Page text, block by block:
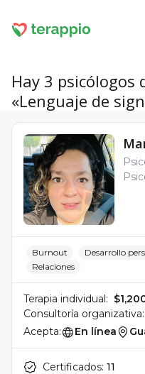
Iniciar sesión como
Servicios
Blog
Foro
Para los psicólogos
Sobre terappio
Preguntas y respuestas
office@terappio.com
Hay 3 psicólogos
«Lenguaje de
Burnout Desarrollo
Relaciones
Terapia individual:
Consultoría organizativa:
Acepta:
En línea
Certificados: 11